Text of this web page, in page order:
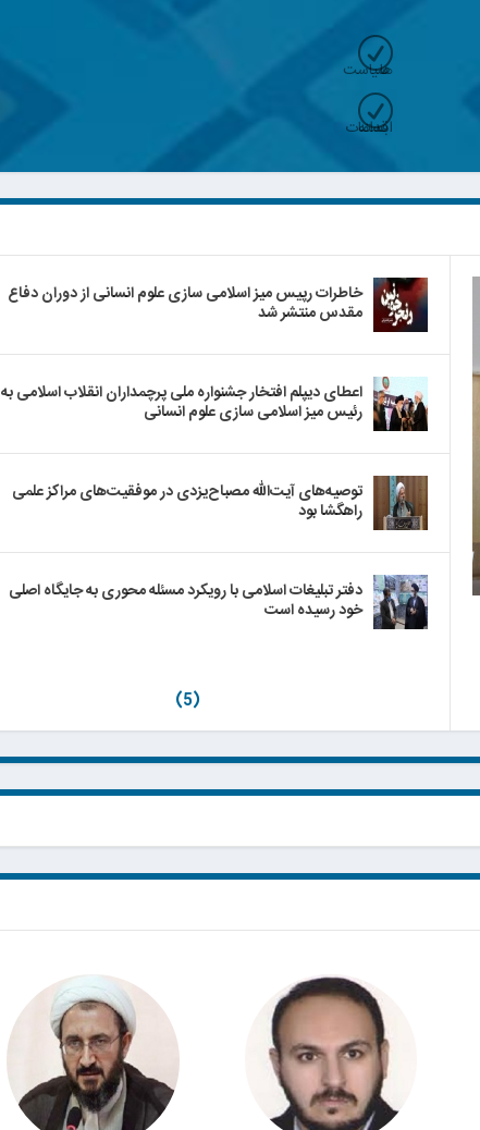
R
سیاست ها
R
بسته اقدامات
(5)
خاطرات رپیس میز اسلامی سازی علوم انسانی از دوران دفاع
مقدس منتشر شد
اعطای دیپلم افتخار جشنواره ملی پرچمداران انقلاب اسلامی به
رئیس میز اسلامی سازی علوم انسانی
توصیه‌های آیت‌الله مصباح‌یزدی در موفقیت‌های مراکز علمی
راهگشا بود
دفتر تبلیغات اسلامی با رویکرد مسئله محوری به جایگاه اصلی
خود رسیده است